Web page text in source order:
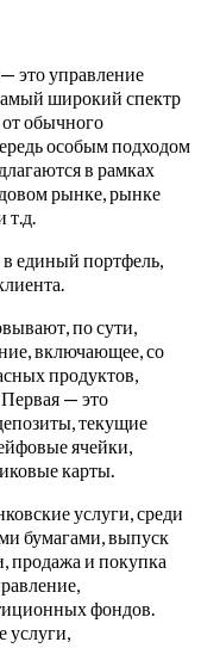
это управление
широкий спектр
обычного
особым подходом
в рамках
рынке, рынке
т.д.
в единый портфель,
по сути,
включающее, со
продуктов,
Первая — это
текущие
ячейки,
карты.
услуги, среди
бумагами, выпуск
продажа и покупка
фондов.
услуги,